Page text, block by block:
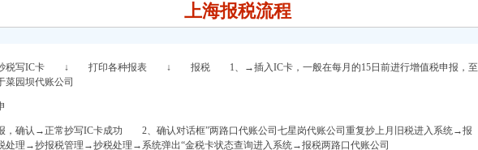
上海报税流程
税写IC卡 ↓ 打印各种报表 ↓ 报税 1、→插入IC卡，一般在每月的15日前进行增值税申报，至
菜园坝代账公司
，确认→正常抄写IC卡成功 2、确认对话框”两路口代账公司七星岗代账公司 重复抄上月旧税进入系统→报
处理→抄报税管理→抄税处理→系统弹出“金税卡状态查询进入系统→报税两路口代账公司